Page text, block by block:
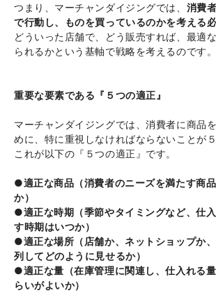
つまり、マーチャンダイジングでは、 消費
で行動し、ものを買っているのかを考える
どういった店舗で、どう販売すれば、最適
られるかという基軸で戦略を考えるのです。
重要な要素である『５つの適正』
マーチャンダイジングでは、消費者に商品
めに、特に重視しなければならないことが５
これが以下の『５つの適正』です。
●適正な商品（消費者のニーズを満たす商
か）
●適正な時期（季節やタイミングなど、仕
す時期はいつか）
●適正な場所（店舗か、ネットショップか
列してどのように見せるか）
●適正な量（在庫管理に関連し、仕入れる
らいがよいか）